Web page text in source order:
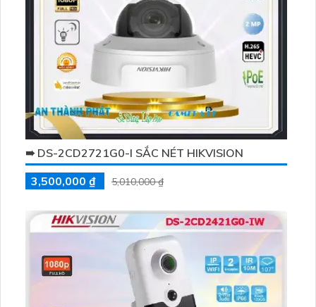
➠ DS-2CD2721G0-I SẮC NÉT HIKVISION
3,500,000 ₫
5,010,000 ₫